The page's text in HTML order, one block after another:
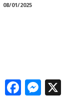
08/01/2025